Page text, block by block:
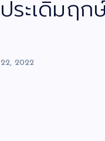
ระเดิมฤ
2022